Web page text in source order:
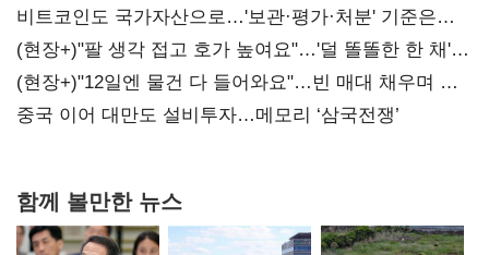
비트코인도 국가자산으로…'보관·평가·처분' 기준은
숙제
(현장+)"팔 생각 접고 호가 높여요"…'덜 똘똘한 한 채'
20억 키맞추기
(현장+)"12일엔 물건 다 들어와요"…빈 매대 채우며 문
연 홈플러스
중국 이어 대만도 설비투자…메모리 ‘삼국전쟁’
함께 볼만한 뉴스